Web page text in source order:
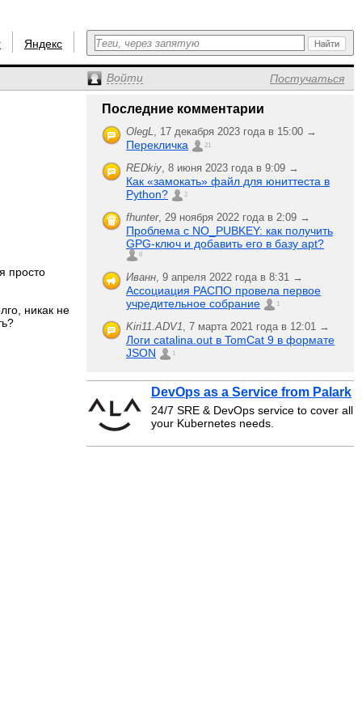
Яндекс
Войти Постучаться
просто
никак не
Последние комментарии
OlegL, 17 декабря 2023 года в 15:00 →
Перекличка 21
REDkiy, 8 июня 2023 года в 9:09 →
Как «замокать» файл для юниттеста в
Python?
2
fhunter, 29 ноября 2022 года в 2:09 →
Проблема с NO_PUBKEY: как получить
GPG-ключ и добавить его в базу apt?
6
Иванн, 9 апреля 2022 года в 8:31 →
Ассоциация РАСПО провела первое
учредительное собрание
1
Kiri11.ADV1, 7 марта 2021 года в 12:01 →
Логи catalina.out в TomCat 9 в формате
JSON
1
DevOps as a Service from Palark
24/7 SRE & DevOps service to cover all
your Kubernetes needs.